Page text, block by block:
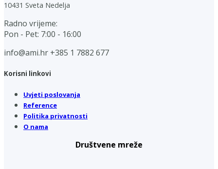
10431 Sveta Nedelja
Radno vrijeme:
Pon - Pet: 7:00 - 16:00
info@ami.hr +385 1 7882 677
Korisni linkovi
Uvjeti poslovanja
Reference
Politika privatnosti
O nama
Društvene mreže